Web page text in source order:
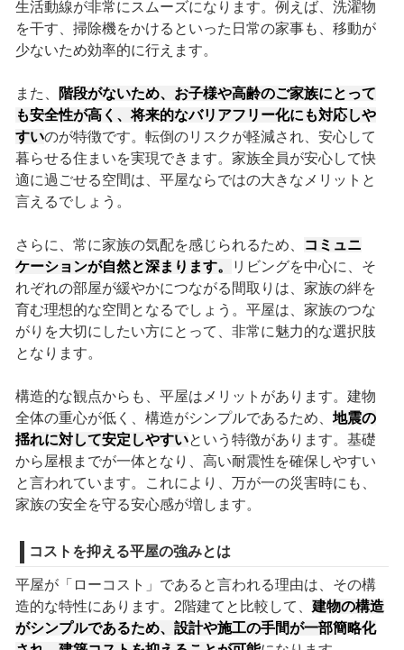
生活動線が非常にスムーズになります。例えば、洗濯物
を干す、掃除機をかけるといった日常の家事も、移動が
少ないため効率的に行えます。
また、
階段がないため、お子様や高齢のご家族にとって
も安全性が高く、将来的なバリアフリー化にも対応しや
すいのが特徴です。転倒のリスクが軽減され、安心して
暮らせる住まいを実現できます。家族全員が安心して快
適に過ごせる空間は、平屋ならではの大きなメリットと
言えるでしょう。
さらに、常に家族の気配を感じられるため、
コミュニ
ケーションが自然と深まります。
リビングを中心に、そ
れぞれの部屋が緩やかにつながる間取りは、家族の絆を
育む理想的な空間となるでしょう。平屋は、家族のつな
がりを大切にしたい方にとって、非常に魅力的な選択肢
となります。
構造的な観点からも、平屋はメリットがあります。建物
全体の重心が低く、構造がシンプルであるため、 地震の
揺れに対して安定しやすいという特徴があります。基礎
から屋根までが一体となり、高い耐震性を確保しやすい
と言われています。これにより、万が一の災害時にも、
家族の安全を守る安心感が増します。
コストを抑える平屋の強みとは
平屋が「ローコスト」であると言われる理由は、その構
造的な特性にあります。2階建てと比較して、 建物の構造
がシンプルであるため、設計や施工の手間が一部簡略化